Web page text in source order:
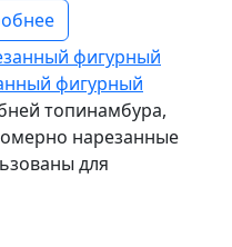
фигурный
топинамбура,
нарезанные
для